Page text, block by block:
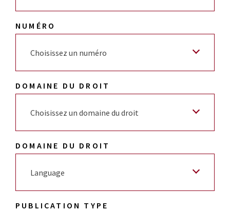
NUMÉRO
Choisissez un numéro
DOMAINE DU DROIT
Choisissez un domaine du droit
DOMAINE DU DROIT
Language
PUBLICATION TYPE